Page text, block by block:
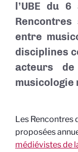
l’UBE du 6
Rencontres
entre
disciplines
acteurs
musicologie
Les Rencontres
proposées
médiévistes de